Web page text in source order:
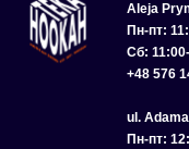
Aleja
Пн-пт:
Сб:
+48 576
ul.
Пн-пт: